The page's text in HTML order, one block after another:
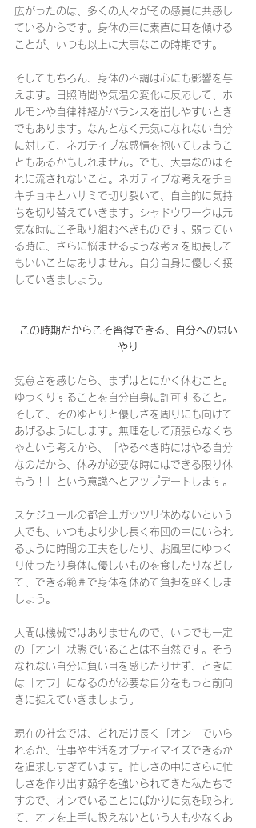
広がったのは、多くの人々がその感覚に共感し
ているからです。身体の声に素直に耳を傾ける
ことが、いつも以上に大事なこの時期です。
そしてもちろん、身体の不調は心にも影響を与
えます。日照時間や気温の変化に反応して、ホ
ルモンや自律神経がバランスを崩しやすいとき
でもあります。なんとなく元気になれない自分
に対して、ネガティブな感情を抱いてしまうこ
ともあるかもしれません。でも、大事なのはそ
れに流されないこと。ネガティブな考えをチョ
キチョキとハサミで切り裂いて、自主的に気持
ちを切り替えていきます。シャドウワークは元
気な時にこそ取り組むべきものです。弱ってい
る時に、さらに悩ませるような考えを助長して
もいいことはありません。自分自身に優しく接
していきましょう。
この時期だからこそ習得できる、自分への思い
やり
気怠さを感じたら、まずはとにかく休むこと。
ゆっくりすることを自分自身に許可すること。
そして、そのゆとりと優しさを周りにも向けて
あげるようにします。無理をして頑張らなくち
ゃという考えから、「やるべき時にはやる自分
なのだから、休みが必要な時にはできる限り休
もう！」という意識へとアップデートします。
スケジュールの都合上ガッツリ休めないという
人でも、いつもより少し長く布団の中にいられ
るように時間の工夫をしたり、お風呂にゆっく
り使ったり身体に優しいものを食したりなどし
て、できる範囲で身体を休めて負担を軽くしま
しょう。
人間は機械ではありませんので、いつでも一定
の「オン」状態でいることは不自然です。そう
なれない自分に負い目を感じたりせず、ときに
は「オフ」になるのが必要な自分をもっと前向
きに捉えていきましょう。
現在の社会では、どれだけ長く「オン」でいら
れるか、仕事や生活をオプティマイズできるか
を追求しすぎています。忙しさの中にさらに忙
しさを作り出す競争を強いられてきた私たちで
すので、オンでいることにばかりに気を取られ
て、オフを上手に扱えないという人も少なくあ